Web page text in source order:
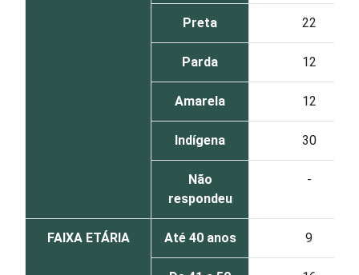
Preta 22
Parda 12
Amarela 12
Indígena 30
Não
respondeu
-
FAIXA ETÁRIA Até 40 anos 9